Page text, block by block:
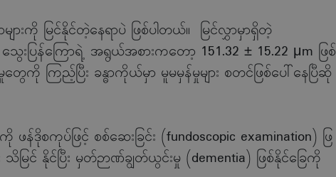
ားကို မြင်နိုင်တဲ့နေရာပဲ ဖြစ်ပါတယ်။ မြင်လွှာမှာရှိတဲ့
ေးပြန်ကြောရဲ့ အရွယ်အစားကတော့ 151.32 ± 15.22 μm ဖြစ်
ကြည့်ပြီး ခန္ဓာကိုယ်မှာ မူမမှန်မှုများ စတင်ဖြစ်ပေါ်နေပြီဆို
ဒိုစကုပ်ဖြင့် စစ်ဆေးခြင်း (fundoscopic examination) ဖြ
ြင် နိုင်ပြီး မှတ်ဉာဏ်ချွတ်ယွင်းမှု (dementia) ဖြစ်နိုင်ခြေကို